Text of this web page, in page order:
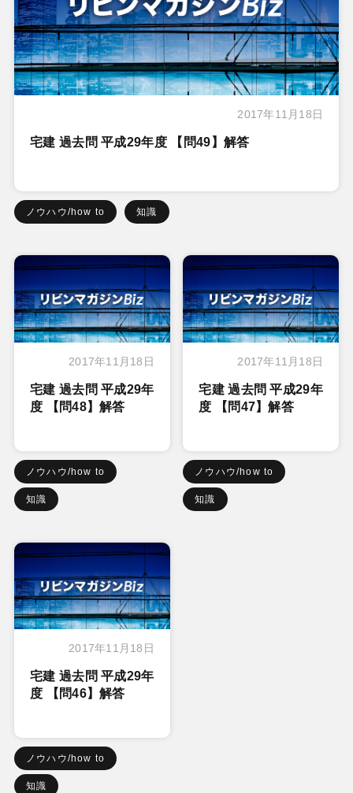
2017年11月18日
宅建 過去問 平成29年度 【問49】解答
ノウハウ/how to 知識
2017年11月18日
宅建 過去問 平成29年
度 【問48】解答
ノウハウ/how to
知識
2017年11月18日
宅建 過去問 平成29年
度 【問47】解答
ノウハウ/how to
知識
2017年11月18日
宅建 過去問 平成29年
度 【問46】解答
ノウハウ/how to
知識